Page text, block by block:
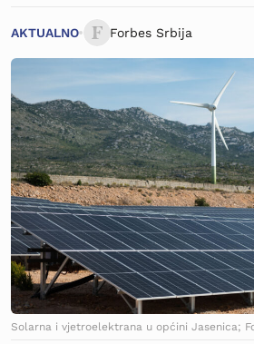
AKTUALNO Forbes Srbija
Solarna i vjetroelektrana u općini Jasenica;